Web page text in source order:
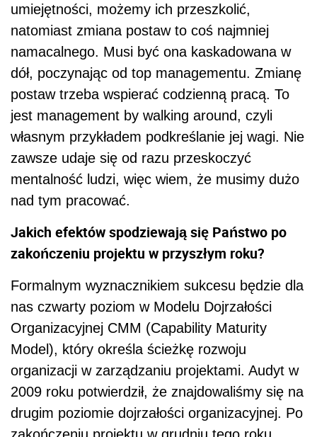
umiejętności, możemy ich przeszkolić,
natomiast zmiana postaw to coś najmniej
namacalnego. Musi być ona kaskadowana w
dół, poczynając od top managementu. Zmianę
postaw trzeba wspierać codzienną pracą. To
jest management by walking around, czyli
własnym przykładem podkreślanie jej wagi. Nie
zawsze udaje się od razu przeskoczyć
mentalność ludzi, więc wiem, że musimy dużo
nad tym pracować.
Jakich efektów spodziewają się Państwo po
zakończeniu projektu w przyszłym roku?
Formalnym wyznacznikiem sukcesu będzie dla
nas czwarty poziom w Modelu Dojrzałości
Organizacyjnej CMM (Capability Maturity
Model), który określa ścieżkę rozwoju
organizacji w zarządzaniu projektami. Audyt w
2009 roku potwierdził, że znajdowaliśmy się na
drugim poziomie dojrzałości organizacyjnej. Po